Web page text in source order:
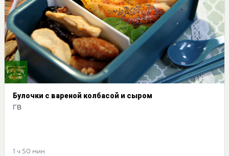
Булочки с вареной колбасой и сыром
ГВ
1 ч 50 мин